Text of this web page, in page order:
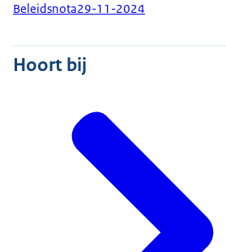
Beleidsnota29-11-2024
Hoort bij